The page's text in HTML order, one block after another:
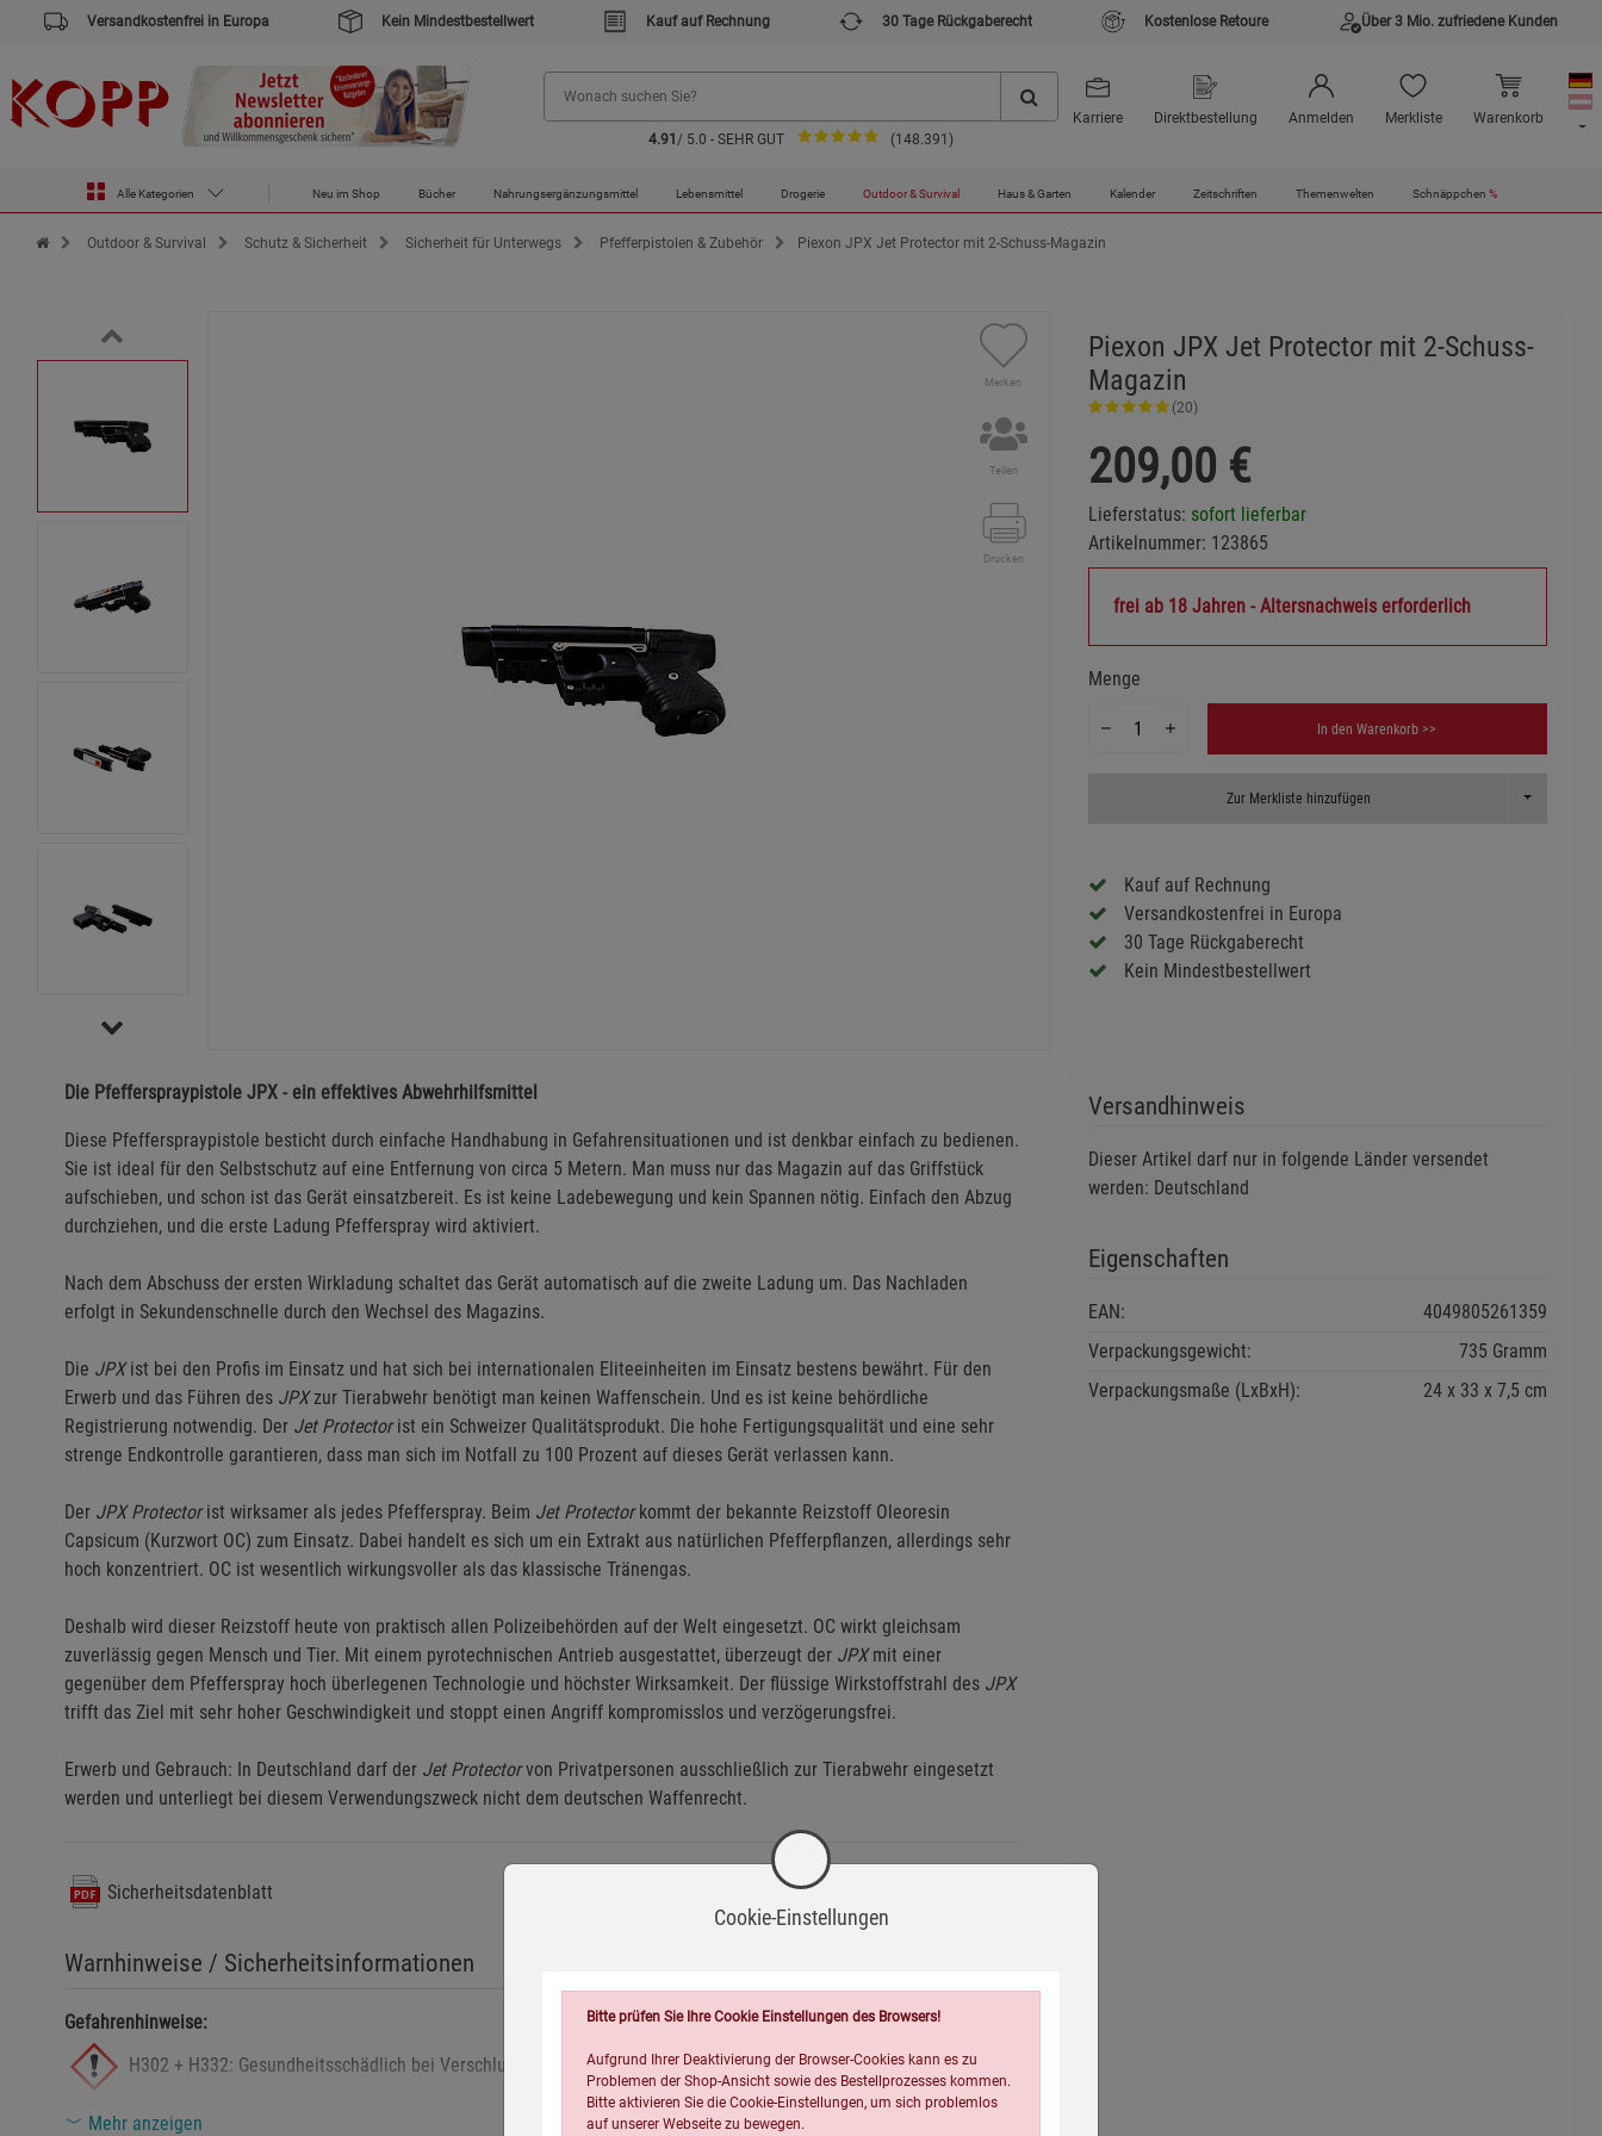
Versandkostenfrei in Europa Kein Mindestbestellwert Kauf auf Rechnung 30 Tage Rückgaberecht Kostenlose Retoure Über 3 Mio. zufriedene Kunden
4.91 / 5.0 - SEHR GUT (148.391)
Karriere Direktbestellung Anmelden Merkliste Warenkorb
Alle Kategorien Neu im Shop Bücher Nahrungsergänzungsmittel Lebensmittel Drogerie Outdoor & Survival Haus & Garten Kalender Zeitschriften Themenwelten Schnäppchen %
Zur Startseite des Kopp Verlag Online-Shop
Outdoor & Survival Schutz & Sicherheit Sicherheit für Unterwegs Pfefferpistolen & Zubehör Piexon JPX Jet Protector mit 2-Schuss-Magazin
Merken
Teilen
Drucken
Piexon JPX Jet Protector mit 2-Schuss-
Magazin
(20)
209,00 €
Lieferstatus: sofort lieferbar
Artikelnummer: 123865
frei ab 18 Jahren - Altersnachweis erforderlich
Menge
In den Warenkorb >>
Zur Merkliste hinzufügen Toggle
Kauf auf Rechnung
Versandkostenfrei in Europa
30 Tage Rückgaberecht
Kein Mindestbestellwert
Die Pfefferspraypistole JPX - ein effektives Abwehrhilfsmittel
Diese Pfefferspraypistole besticht durch einfache Handhabung in Gefahrensituationen und ist denkbar einfach zu bedienen.
Sie ist ideal für den Selbstschutz auf eine Entfernung von circa 5 Metern. Man muss nur das Magazin auf das Griffstück
aufschieben, und schon ist das Gerät einsatzbereit. Es ist keine Ladebewegung und kein Spannen nötig. Einfach den Abzug
durchziehen, und die erste Ladung Pfefferspray wird aktiviert.
Nach dem Abschuss der ersten Wirkladung schaltet das Gerät automatisch auf die zweite Ladung um. Das Nachladen
erfolgt in Sekundenschnelle durch den Wechsel des Magazins.
Die JPXist bei den Profis im Einsatz und hat sich bei internationalen Eliteeinheiten im Einsatz bestens bewährt. Für den
Erwerb und das Führen des JPXzur Tierabwehr benötigt man keinen Waffenschein. Und es ist keine behördliche
Registrierung notwendig. Der Jet Protectorist ein Schweizer Qualitätsprodukt. Die hohe Fertigungsqualität und eine sehr
strenge Endkontrolle garantieren, dass man sich im Notfall zu 100 Prozent auf dieses Gerät verlassen kann.
Der JPX Protectorist wirksamer als jedes Pfefferspray. Beim Jet Protectorkommt der bekannte Reizstoff Oleoresin
Capsicum (Kurzwort OC) zum Einsatz. Dabei handelt es sich um ein Extrakt aus natürlichen Pfefferpflanzen, allerdings sehr
hoch konzentriert. OC ist wesentlich wirkungsvoller als das klassische Tränengas.
Deshalb wird dieser Reizstoff heute von praktisch allen Polizeibehörden auf der Welt eingesetzt. OC wirkt gleichsam
zuverlässig gegen Mensch und Tier. Mit einem pyrotechnischen Antrieb ausgestattet, überzeugt der JPXmit einer
gegenüber dem Pfefferspray hoch überlegenen Technologie und höchster Wirksamkeit. Der flüssige Wirk­stoffstrahl des JPX
trifft das Ziel mit sehr hoher Geschwindigkeit und stoppt einen Angriff kompromisslos und verzögerungsfrei.
Erwerb und Gebrauch: In Deutschland darf der Jet Protectorvon Privatpersonen ausschließlich zur Tierabwehr eingesetzt
werden und unterliegt bei diesem Verwendungszweck nicht dem deutschen Waffenrecht.
Sicherheitsdatenblatt
Warnhinweise / Sicherheitsinformationen
Gefahrenhinweise:
H302 + H332: Gesundheitsschädlich bei Verschlucken oder Einatmen.
H315: Verursacht Hautreizungen.
Mehr anzeigen
Versandhinweis
Dieser Artikel darf nur in folgende Länder versendet
werden: Deutschland
Eigenschaften
EAN:
4049805261359
Verpackungsgewicht:
735 Gramm
Verpackungsmaße (LxBxH):
24 33 7,5 cm
Cookie-Einstellungen
Bitte prüfen Sie Ihre Cookie Einstellungen des Browsers!
Aufgrund Ihrer Deaktivierung der Browser-Cookies kann es zu
Problemen der Shop-Ansicht sowie des Bestellprozesses kommen.
Bitte aktivieren Sie die Cookie-Einstellungen, um sich problemlos
auf unserer Webseite zu bewegen.